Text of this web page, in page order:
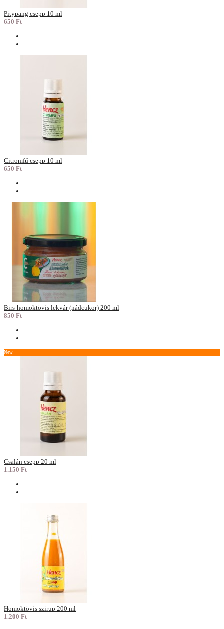
Pitypang csepp 10 ml
650 Ft
Citromfű csepp 10 ml
650 Ft
Birs-homoktövis lekvár (nádcukor) 200 ml
850 Ft
New
Csalán csepp 20 ml
1.150 Ft
Homoktövis szirup 200 ml
1.200 Ft